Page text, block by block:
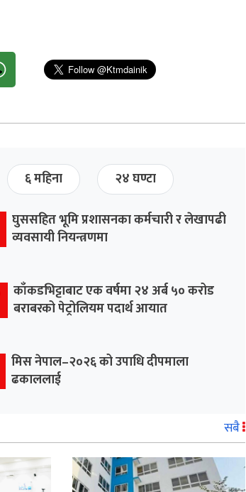
६ महिना २४ घण्टा
घुससहित भूमि प्रशासनका कर्मचारी र लेखापढी
व्यवसायी नियन्त्रणमा
काँकडभिट्टाबाट एक वर्षमा २४ अर्ब ५० करोड
बराबरको पेट्रोलियम पदार्थ आयात
मिस नेपाल–२०२६ को उपाधि दीपमाला
ढकाललाई
सबै